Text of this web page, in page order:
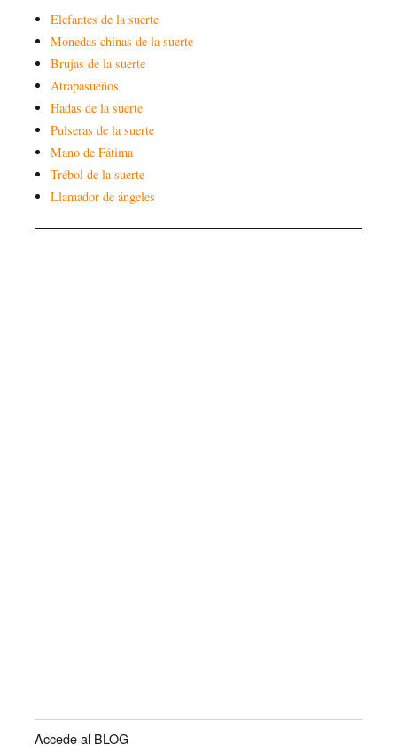
Elefantes de la suerte
Monedas chinas de la suerte
Brujas de la suerte
Atrapasueños
Hadas de la suerte
Pulseras de la suerte
Mano de Fátima
Trébol de la suerte
Llamador de ángeles
Accede al BLOG